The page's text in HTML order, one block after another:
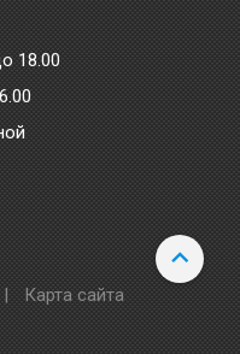
18.00
| Карта сайта